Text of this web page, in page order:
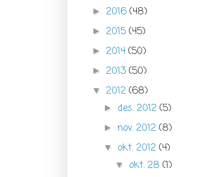
► 2016 (48)
► 2015 (45)
► 2014 (50)
► 2013 (50)
▼ 2012 (68)
► des. 2012(5)
►nov. 2012(8)
▼ okt. 2012(4)
▼ okt. 28(1)